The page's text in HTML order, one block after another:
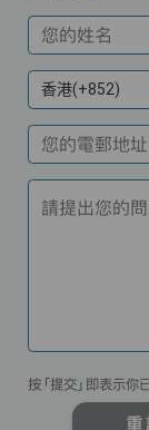
您的姓名
香港(+852)
您的電郵地址
請提出您的
按「提交」即表示你
重